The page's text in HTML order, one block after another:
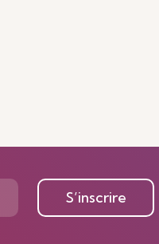
S’inscrire